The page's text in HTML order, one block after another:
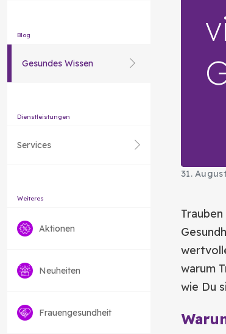
Blog
Gesundes Wissen
Dienstleistungen
Services
Weiteres
Aktionen
Neuheiten
Frauengesundheit
31.
warum
wie Du